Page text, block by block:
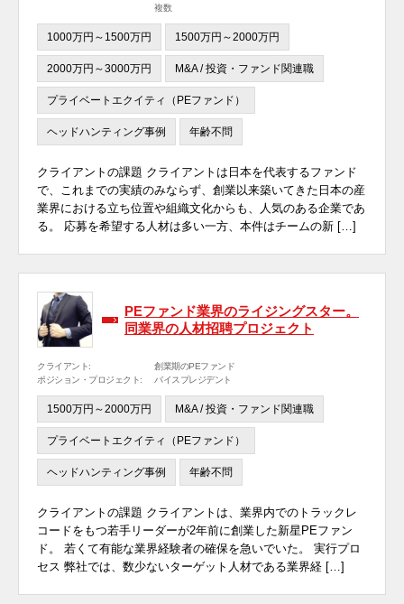
複数
1000万円～1500万円 1500万円～2000万円
2000万円～3000万円 M&A / 投資・ファンド関連職
プライベートエクイティ（PEファンド）
ヘッドハンティング事例 年齢不問
クライアントの課題 クライアントは日本を代表するファンド
で、これまでの実績のみならず、創業以来築いてきた日本の産
業界における立ち位置や組織文化からも、人気のある企業であ
る。 応募を希望する人材は多い一方、本件はチームの新 […]
PEファンド業界のライジングスター。
同業界の人材招聘プロジェクト
クライアント:
創業期のPEファンド
ポジション・プロジェクト:
バイスプレジデント
1500万円～2000万円 M&A / 投資・ファンド関連職
プライベートエクイティ（PEファンド）
ヘッドハンティング事例 年齢不問
クライアントの課題 クライアントは、業界内でのトラックレ
コードをもつ若手リーダーが2年前に創業した新星PEファン
ド。 若くて有能な業界経験者の確保を急いでいた。 実行プロ
セス 弊社では、数少ないターゲット人材である業界経 […]